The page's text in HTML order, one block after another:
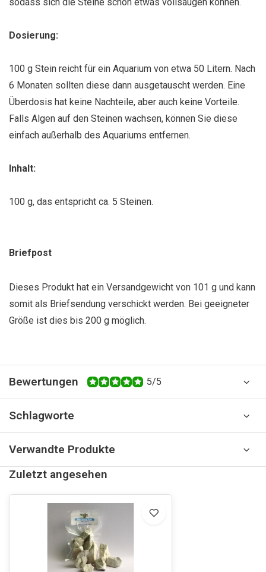
Dosierung:
100 g Stein reicht für ein Aquarium von etwa 50 Litern. Nach
6 Monaten sollten diese dann ausgetauscht werden. Eine
Überdosis hat keine Nachteile, aber auch keine Vorteile.
Falls Algen auf den Steinen wachsen, können Sie diese
einfach außerhalb des Aquariums entfernen.
Inhalt:
100 g, das entspricht ca. 5 Steinen.
Briefpost
Dieses Produkt hat ein Versandgewicht von 101 g und kann
somit als Briefsendung verschickt werden. Bei geeigneter
Größe ist dies bis 200 g möglich.
Bewertungen 5/5
Schlagworte
Verwandte Produkte
Zuletzt angesehen